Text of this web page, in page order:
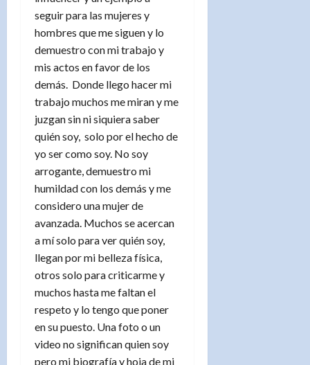
seguir para las mujeres y
hombres que me siguen y lo
demuestro con mi trabajo y
mis actos en favor de los
demás. Donde llego hacer mi
trabajo muchos me miran y me
juzgan sin ni siquiera saber
quién soy, solo por el hecho de
yo ser como soy. No soy
arrogante, demuestro mi
humildad con los demás y me
considero una mujer de
avanzada. Muchos se acercan
a mí solo para ver quién soy,
llegan por mi belleza física,
otros solo para criticarme y
muchos hasta me faltan el
respeto y lo tengo que poner
en su puesto. Una foto o un
video no significan quien soy
pero mi biografía y hoja de mi